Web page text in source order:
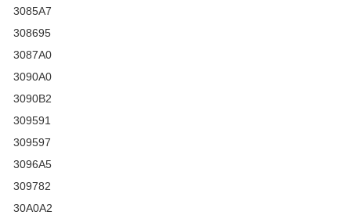
3085A7
308695
3087A0
3090A0
3090B2
309591
309597
3096A5
309782
30A0A2